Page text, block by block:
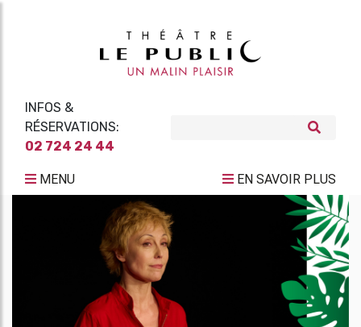
INFOS &
RÉSERVATIONS:
02 724 24 44
MENU EN SAVOIR PLUS